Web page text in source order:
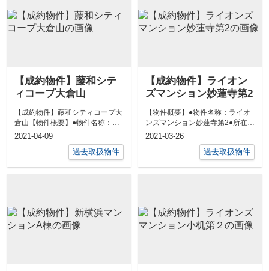
【成約物件】藤和シテ
ィコープ大倉山
【成約物件】藤和シティコープ大
倉山【物件概要】●物件名称：藤
和シティコープ大倉山●所在：神
2021-04-09
過去取扱物件
【成約物件】ライオン
ズマンション妙蓮寺第2
【物件概要】●物件名称：ライオ
ンズマンション妙蓮寺第2●所在：
神奈川県横浜市港北区篠原東１丁
2021-03-26
過去取扱物件